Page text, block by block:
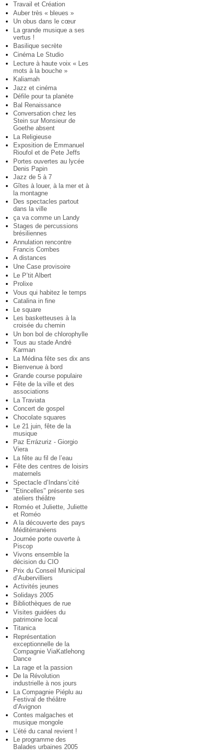
Travail et Création
Auber très « bleues »
Un obus dans le cœur
La grande musique a ses
vertus !
Basilique secrète
Cinéma Le Studio
Lecture à haute voix « Les
mots à la bouche »
Kaliamah
Jazz et cinéma
Défile pour ta planète
Bal Renaissance
Conversation chez les
Stein sur Monsieur de
Goethe absent
La Religieuse
Exposition de Emmanuel
Rioufol et de Pete Jeffs
Portes ouvertes au lycée
Denis Papin
Jazz de 5 à 7
Gîtes à louer, à la mer et à
la montagne
Des spectacles partout
dans la ville
ça va comme un Landy
Stages de percussions
brésiliennes
Annulation rencontre
Francis Combes
A distances
Une Case provisoire
Le P’tit Albert
Prolixe
Vous qui habitez le temps
Catalina in fine
Le square
Les basketteuses à la
croisée du chemin
Un bon bol de chlorophylle
Tous au stade André
Karman
La Médina fête ses dix ans
Bienvenue à bord
Grande course populaire
Fête de la ville et des
associations
La Traviata
Concert de gospel
Chocolate squares
Le 21 juin, fête de la
musique
Paz Errázuriz - Giorgio
Viera
La fête au fil de l’eau
Fête des centres de loisirs
maternels
Spectacle d’Indans’cité
"Etincelles" présente ses
ateliers théâtre
Roméo et Juliette, Juliette
et Roméo
A la découverte des pays
Méditérranéens
Journée porte ouverte à
Piscop
Vivons ensemble la
décision du CIO
Prix du Conseil Municipal
d’Aubervilliers
Activités jeunes
Solidays 2005
Bibliothèques de rue
Visites guidées du
patrimoine local
Titanica
Représentation
exceptionnelle de la
Compagnie ViaKatlehong
Dance
La rage et la passion
De la Révolution
industrielle à nos jours
La Compagnie Piéplu au
Festival de théâtre
d’Avignon
Contes malgaches et
musique mongole
L’été du canal revient !
Le programme des
Balades urbaines 2005